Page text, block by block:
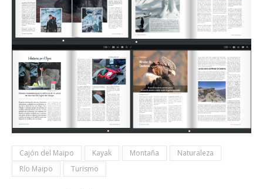
Cajón del Maipo Kayak Montaña
Naturaleza
Río Maipo
Turismo